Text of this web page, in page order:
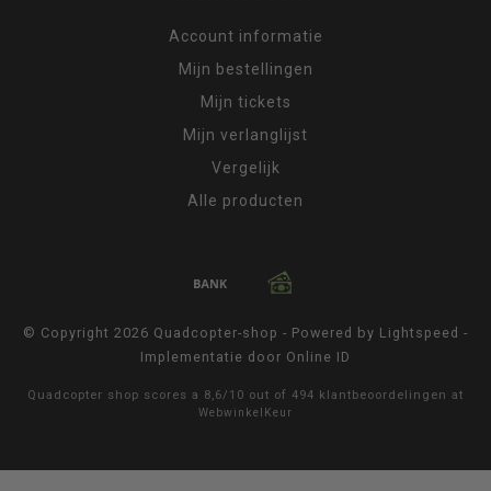
Account informatie
Mijn bestellingen
Mijn tickets
Mijn verlanglijst
Vergelijk
Alle producten
© Copyright 2026 Quadcopter-shop - Powered by Lightspeed -
Implementatie door Online ID
Quadcopter shop scores a 8,6/ 10 out of 494 klantbeoordelingen at
WebwinkelKeur